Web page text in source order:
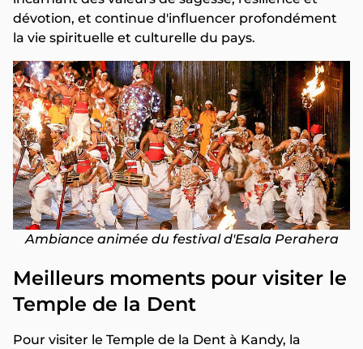
dévotion, et continue d'influencer profondément
la vie spirituelle et culturelle du pays.
Ambiance animée du festival d'Esala Perahera
Meilleurs moments pour visiter le
Temple de la Dent
Pour visiter le Temple de la Dent à Kandy, la